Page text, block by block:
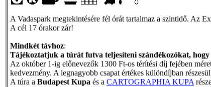
A Vadaspark megtekintésére fél órát tartalmaz a szintidő. Az
A cél 17 órakor zár!
Mindkét távhoz:
Tájékoztatjuk a túrát futva teljesíteni szándékozókat,
Az október 1-ig előnevezők 1300 Ft-os térítési díj fejében
kedvezmény. A legnagyobb csapat értékes különdíjban
A túra a Budapest Kupa és a CARTOGRAPHIA KUPA